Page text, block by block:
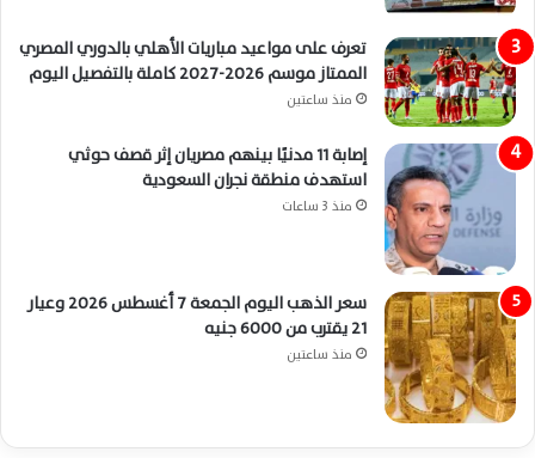
تعرف على مواعيد مباريات الأهلي بالدوري المصري
الممتاز موسم 2026-2027 كاملة بالتفصيل اليوم
منذ ساعتين
إصابة 11 مدنيًا بينهم مصريان إثر قصف حوثي
استهدف منطقة نجران السعودية
منذ 3 ساعات
سعر الذهب اليوم الجمعة 7 أغسطس 2026 وعيار
21 يقترب من 6000 جنيه
منذ ساعتين